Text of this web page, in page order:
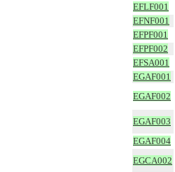
EFLF001
EFNF001
EFPF001
EFPF002
EFSA001
EGAF001
EGAF002
EGAF003
EGAF004
EGCA002